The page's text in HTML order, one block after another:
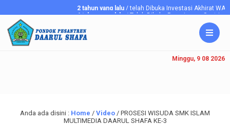
2 tahun yang lalu/ telah Dibuka Investasi Akhirat WAKAF
6 tahun yang lalu/ Telah Dibuka Penerimaan
Minggu, 9 08 2026
Anda ada disini : Home / Video / PROSESI WISUDA SMK ISLAM
MULTIMEDIA DAARUL SHAFA KE-3